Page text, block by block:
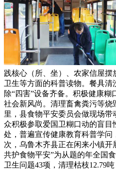
践核心（所、坐）、农家信屋
卫生等方面的科普读物。餐具
除“四害”设备齐备。积极健康
社会新风尚。清理畜禽粪污等烧
里，县食物平安委员会做现场
众积极参取爱国卫糊口动的盲目
处，普遍宣传健康教育科普学问
次，乌鲁木齐县正在闲来小镇开
共护食物平安”为从题的年全国
卫生问题43项，清理枯枝12.79